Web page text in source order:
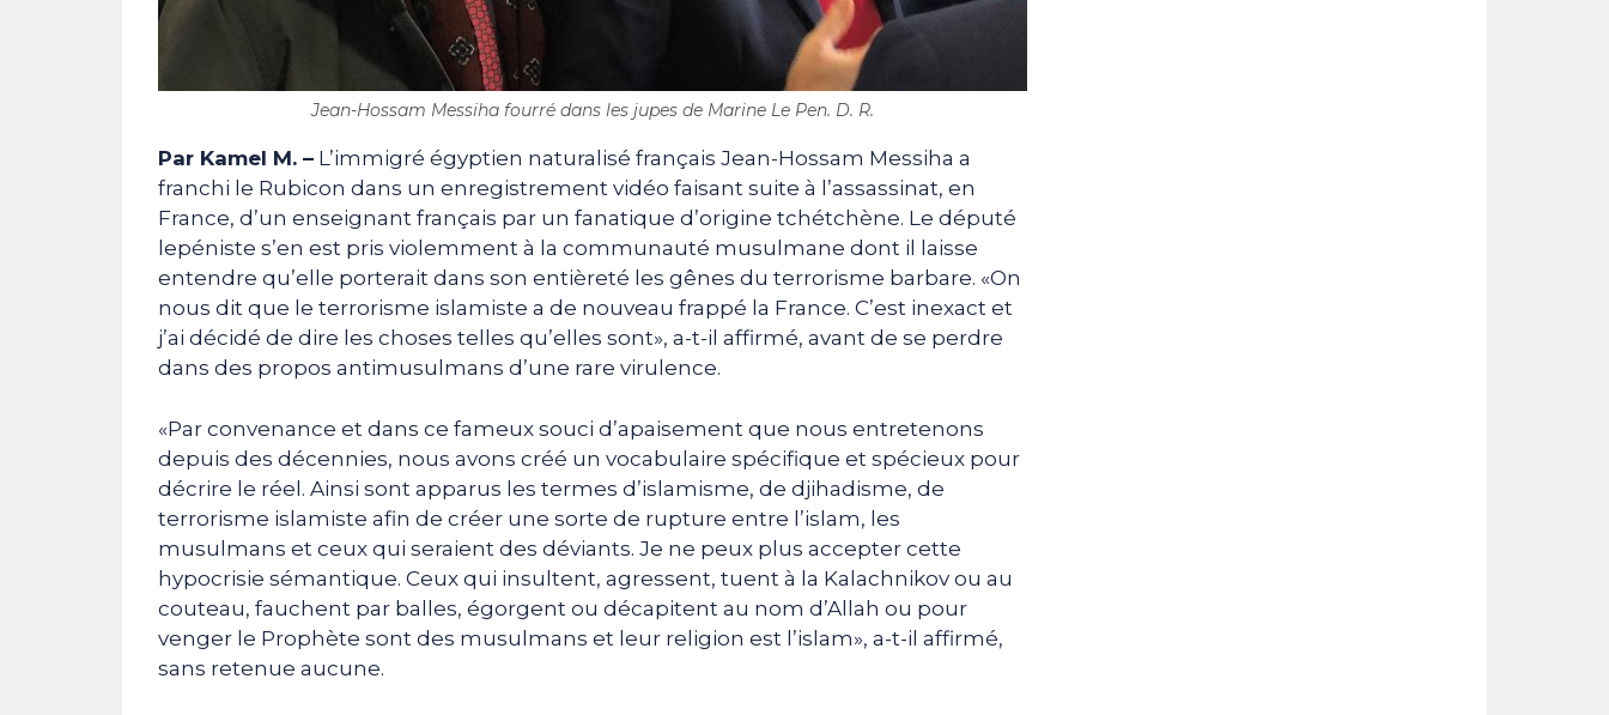
Jean-Hossam Messiha fourré dans les jupes de Marine Le Pen. D. R.
Par Kamel M. – L’immigré égyptien naturalisé français Jean-Hossam Messiha a
franchi le Rubicon dans un enregistrement vidéo faisant suite à l’assassinat, en
France, d’un enseignant français par un fanatique d’origine tchétchène. Le député
lepéniste s’en est pris violemment à la communauté musulmane dont il laisse
entendre qu’elle porterait dans son entièreté les gênes du terrorisme barbare. «On
nous dit que le terrorisme islamiste a de nouveau frappé la France. C’est inexact et
j’ai décidé de dire les choses telles qu’elles sont», a-t-il affirmé, avant de se perdre
dans des propos antimusulmans d’une rare virulence.
«Par convenance et dans ce fameux souci d’apaisement que nous entretenons
depuis des décennies, nous avons créé un vocabulaire spécifique et spécieux pour
décrire le réel. Ainsi sont apparus les termes d’islamisme, de djihadisme, de
terrorisme islamiste afin de créer une sorte de rupture entre l’islam, les
musulmans et ceux qui seraient des déviants. Je ne peux plus accepter cette
hypocrisie sémantique. Ceux qui insultent, agressent, tuent à la Kalachnikov ou au
couteau, fauchent par balles, égorgent ou décapitent au nom d’Allah ou pour
venger le Prophète sont des musulmans et leur religion est l’islam», a-t-il affirmé,
sans retenue aucune.